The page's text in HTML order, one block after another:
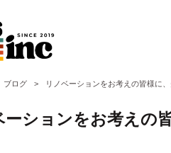
ブログ > リノベーションをお考えの皆様に
ーションをお考えの